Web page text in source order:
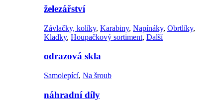
železářství
Závlačky, kolíky, Karabiny, Napínáky, Obrtlíky,
Kladky, Houpačkový sortiment, Další
odrazová skla
Samolepící, Na šroub
náhradní díly